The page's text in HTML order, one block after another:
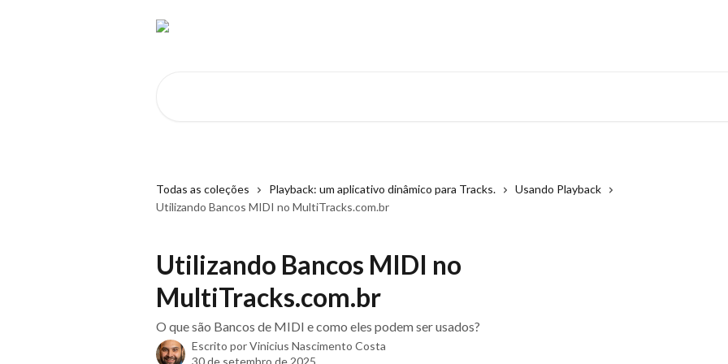
Todas as coleções Playback: um aplicativo dinâmico para Tracks.
Usando Playback
Utilizando Bancos MIDI no MultiTracks.com.br
Utilizando Bancos MIDI no
MultiTracks.com.br
O que são Bancos de MIDI e como eles podem ser usados?
Escrito porVinicius Nascimento Costa
30 de setembro de 2025